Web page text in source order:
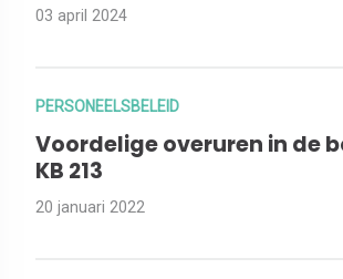
03 april 2024
PERSONEELSBELEID
Voordelige overuren in de
KB 213
20 januari 2022